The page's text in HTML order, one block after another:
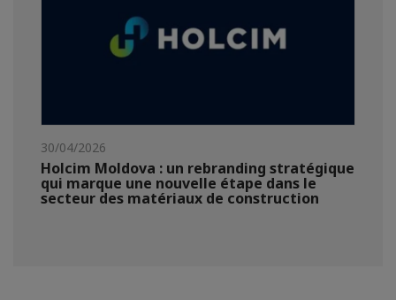
30/04/2026
Holcim Moldova : un rebranding stratégique
qui marque une nouvelle étape dans le
secteur des matériaux de construction